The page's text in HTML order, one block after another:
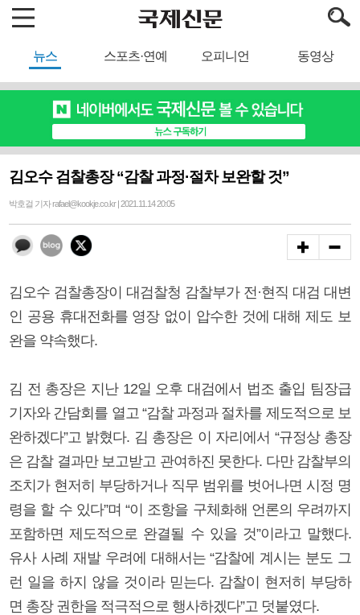
뉴스 스포츠·연예 오피니언 동영상
김오수 검찰총장 “감찰 과정·절차 보완할 것”
박호걸 기자 rafael@kookje.co.kr | 2021.11.14 20:05
김오수 검찰총장이 대검찰청 감찰부가 전·현직 대검 대변
인 공용 휴대전화를 영장 없이 압수한 것에 대해 제도 보
완을 약속했다.
김 전 총장은 지난 12일 오후 대검에서 법조 출입 팀장급
기자와 간담회를 열고 “감찰 과정과 절차를 제도적으로 보
완하겠다”고 밝혔다. 김 총장은 이 자리에서 “규정상 총장
은 감찰 결과만 보고받고 관여하진 못한다. 다만 감찰부의
조치가 현저히 부당하거나 직무 범위를 벗어나면 시정 명
령을 할 수 있다”며 “이 조항을 구체화해 언론의 우려까지
포함하면 제도적으로 완결될 수 있을 것”이라고 말했다.
유사 사례 재발 우려에 대해서는 “감찰에 계시는 분도 그
런 일을 하지 않을 것이라 믿는다. 감찰이 현저히 부당하
면 총장 권한을 적극적으로 행사하겠다”고 덧붙였다.